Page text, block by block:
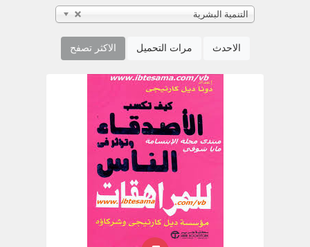
التنمية البشرية
الاحدث مرات التحميل الاكثر تصفح